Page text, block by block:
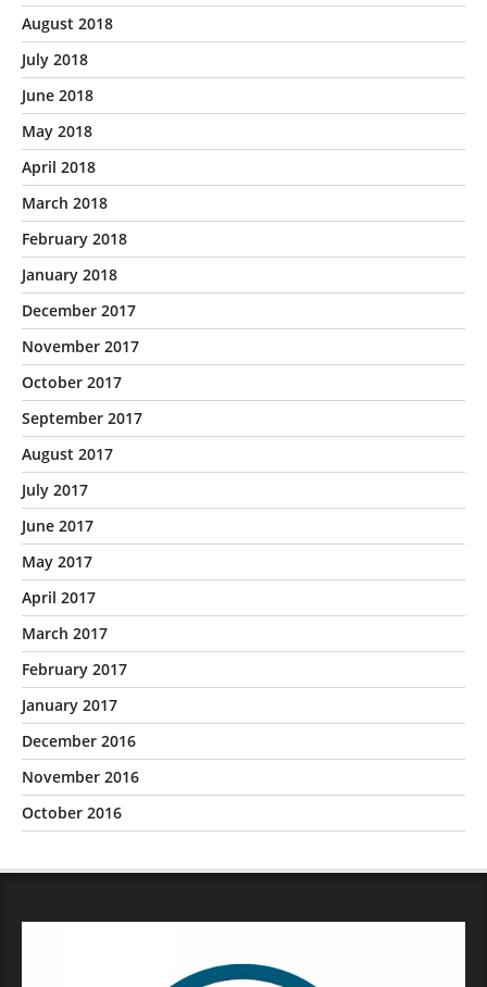
August 2018
July 2018
June 2018
May 2018
April 2018
March 2018
February 2018
January 2018
December 2017
November 2017
October 2017
September 2017
August 2017
July 2017
June 2017
May 2017
April 2017
March 2017
February 2017
January 2017
December 2016
November 2016
October 2016